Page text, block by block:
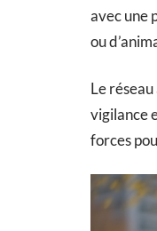
avec une
ou
Le
vigilance
forces